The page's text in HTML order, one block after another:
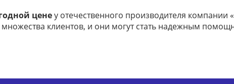
ценеу отечественного производителя
клиентов, и они могут стать надежным